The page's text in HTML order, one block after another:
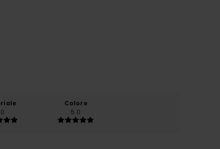
Colore
5.0